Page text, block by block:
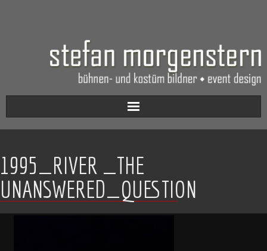
Aktuell
Werkverzeichnis
Biografie
1995_RIVER _THE
UNANSWERED_QUESTION